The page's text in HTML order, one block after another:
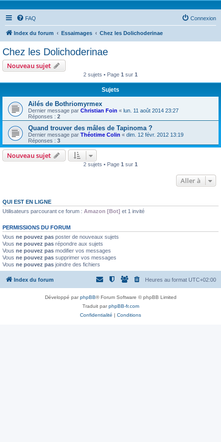
FAQ Connexion
Index du forum Essaimages Chez les Dolichoderinae
Chez les Dolichoderinae
Nouveau sujet
2 sujets • Page 1 sur 1
Sujets
Ailés de Bothriomyrmex
Dernier message par Christian Foin « lun. 11 août 2014 23:27
Réponses : 2
Quand trouver des mâles de Tapinoma ?
Dernier message par Théotime Colin « dim. 12 févr. 2012 13:19
Réponses : 3
Nouveau sujet
2 sujets • Page 1 sur 1
Aller à
QUI EST EN LIGNE
Utilisateurs parcourant ce forum : Amazon [Bot] et 1 invité
PERMISSIONS DU FORUM
Vous ne pouvez pas poster de nouveaux sujets
Vous ne pouvez pas répondre aux sujets
Vous ne pouvez pas modifier vos messages
Vous ne pouvez pas supprimer vos messages
Vous ne pouvez pas joindre des fichiers
Index du forum Heures au format UTC+02:00
Développé parphpBB® Forum Software © phpBB Limited
Traduit parphpBB-fr.com
Confidentialité | Conditions